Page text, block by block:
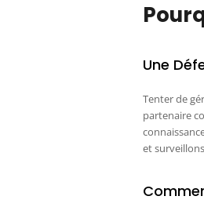
Une
Tenter de
partenaire
et